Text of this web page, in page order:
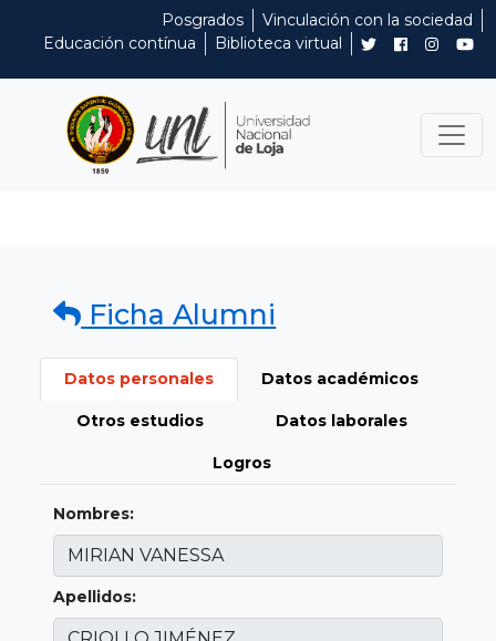
Posgrados
Vinculación con la sociedad
Educación contínua
Biblioteca virtual
Ficha Alumni
Datos personales Datos académicos
Otros estudios Datos laborales
Logros
Nombres:
Apellidos: